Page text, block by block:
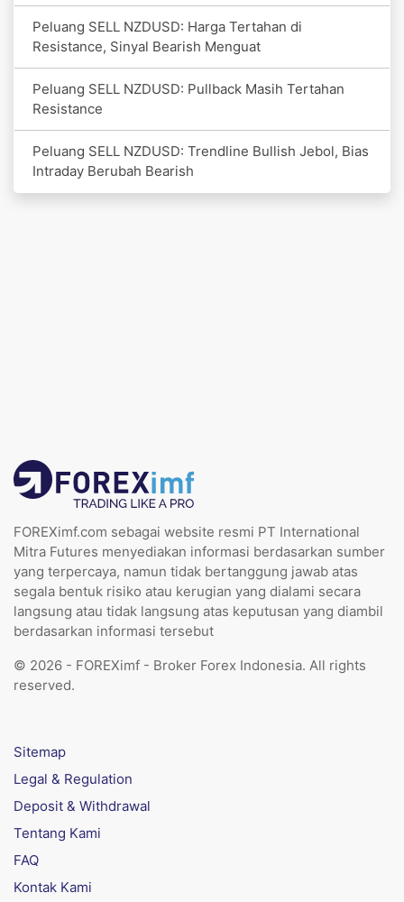
Peluang SELL NZDUSD: Harga Tertahan di
Resistance, Sinyal Bearish Menguat
Peluang SELL NZDUSD: Pullback Masih Tertahan
Resistance
Peluang SELL NZDUSD: Trendline Bullish Jebol, Bias
Intraday Berubah Bearish
FOREXimf.com sebagai website resmi PT International
Mitra Futures menyediakan informasi berdasarkan sumber
yang terpercaya, namun tidak bertanggung jawab atas
segala bentuk risiko atau kerugian yang dialami secara
langsung atau tidak langsung atas keputusan yang diambil
berdasarkan informasi tersebut
© 2026 - FOREXimf - Broker Forex Indonesia. All rights
reserved.
Sitemap
Legal & Regulation
Deposit & Withdrawal
Tentang Kami
FAQ
Kontak Kami